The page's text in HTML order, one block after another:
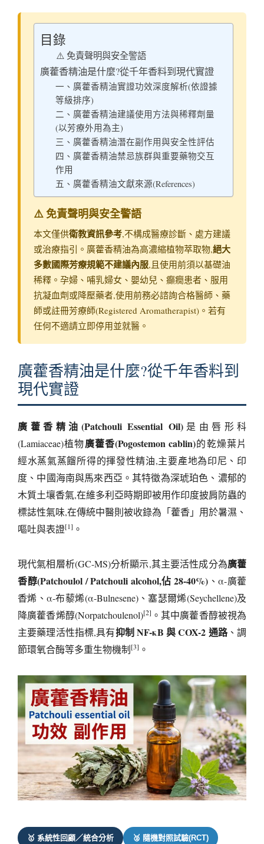
目錄
⚠️ 免責聲明與安全警語
廣藿香精油是什麼?從千年香料到現代實證
一、廣藿香精油實證功效深度解析(依證據
等級排序)
二、廣藿香精油建議使用方法與稀釋劑量
(以芳療外用為主)
三、廣藿香精油潛在副作用與安全性評估
四、廣藿香精油禁忌族群與重要藥物交互
作用
五、廣藿香精油文獻來源(References)
⚠️ 免責聲明與安全警語
本文僅供衛教資訊參考,不構成醫療診斷、處方建議
或治療指引。廣藿香精油為高濃縮植物萃取物,絕大
多數國際芳療規範不建議內服,且使用前須以基礎油
稀釋。孕婦、哺乳婦女、嬰幼兒、癲癇患者、服用
抗凝血劑或降壓藥者,使用前務必諮詢合格醫師、藥
師或註冊芳療師(Registered Aromatherapist)。若有
任何不適請立即停用並就醫。
廣藿香精油是什麼?從千年香料到
現代實證
廣藿香精油(Patchouli Essential Oil)是由唇形科
(Lamiaceae)植物廣藿香(Pogostemon cablin)的乾燥葉片
經水蒸氣蒸餾所得的揮發性精油,主要產地為印尼、印
度、中國海南與馬來西亞。其特徵為深琥珀色、濃郁的
木質土壤香氣,在維多利亞時期即被用作印度披肩防蟲的
標誌性氣味,在傳統中醫則被收錄為「藿香」用於暑濕、
嘔吐與表證[1] 。
現代氣相層析(GC-MS)分析顯示,其主要活性成分為廣藿
香醇(Patchoulol / Patchouli alcohol,佔 28-40%) 、α-廣藿
香烯、α-布藜烯(α-Bulnesene)、塞瑟爾烯(Seychellene)及
降廣藿香烯醇(Norpatchoulenol)[2] 。其中廣藿香醇被視為
主要藥理活性指標,具有抑制 NF-κB 與 COX-2 通路、調
節環氧合酶等多重生物機制[3] 。
🥇 系統性回顧／統合分析 🥈 隨機對照試驗(RCT)